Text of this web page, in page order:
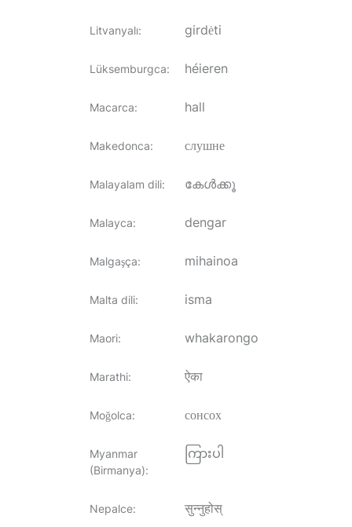
Litvanyalı: girdėti
Lüksemburgca: héieren
Macarca: hall
Makedonca: слушне
Malayalam dili: കേൾക്കൂ
Malayca: dengar
Malgaşça: mihainoa
Malta dili: isma
Maori: whakarongo
Marathi: ऐका
Moğolca: сонсох
Myanmar
(Birmanya):
ကြားပါ
Nepalce: सुन्नुहोस्